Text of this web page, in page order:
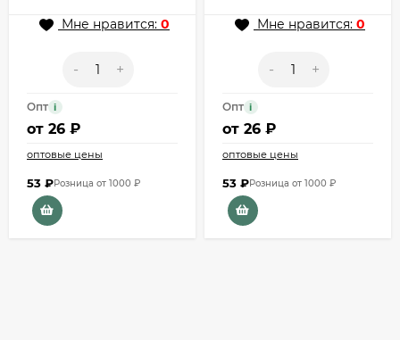
Мне нравится: 0
- +
Опт i
от 26 ₽
оптовые цены
53 ₽Розница от 1000 ₽
Мне нравится: 0
- +
Опт i
от 26 ₽
оптовые цены
53 ₽Розница от 1000 ₽